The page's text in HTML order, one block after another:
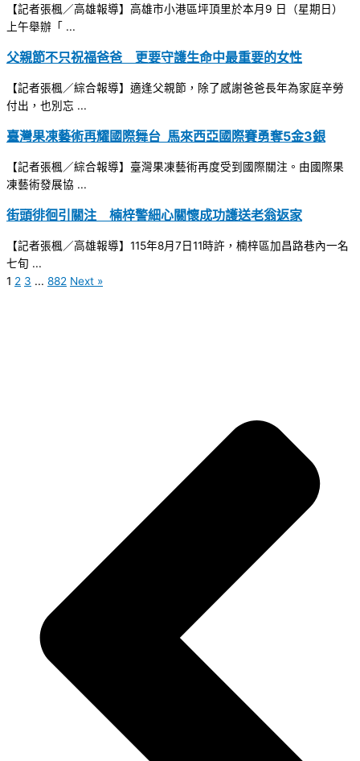
【記者張楓／高雄報導】高雄市小港區坪頂里於本月9 日（星期日）
上午舉辦「 ...
父親節不只祝福爸爸 更要守護生命中最重要的女性
【記者張楓／綜合報導】適逢父親節，除了感謝爸爸長年為家庭辛勞
付出，也別忘 ...
臺灣果凍藝術再耀國際舞台 馬來西亞國際賽勇奪5金3銀
【記者張楓／綜合報導】臺灣果凍藝術再度受到國際關注。由國際果
凍藝術發展協 ...
街頭徘徊引關注 楠梓警細心關懷成功護送老翁返家
【記者張楓／高雄報導】115年8月7日11時許，楠梓區加昌路巷內一名
七旬 ...
1 2 3 ... 882 Next »